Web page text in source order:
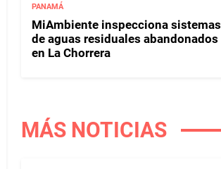
PANAMÁ
MiAmbiente inspecciona sistemas
de aguas residuales abandonados
en La Chorrera
MÁS NOTICIAS